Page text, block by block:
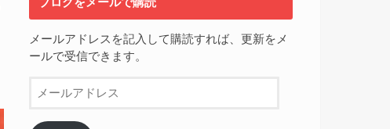
メールアドレスを記入して購読すれば、更新をメ
ールで受信できます。
ー